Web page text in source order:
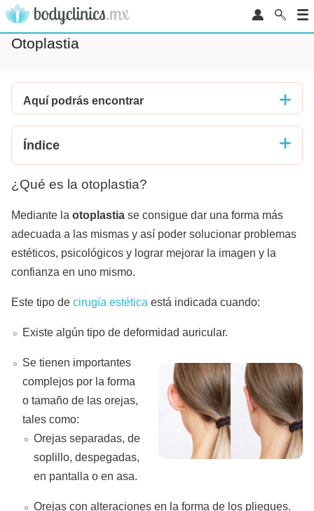
Otoplastia
Aquí podrás encontrar
Índice
¿Qué es la otoplastia?
Mediante la otoplastia se consigue dar una forma más
adecuada a las mismas y así poder solucionar problemas
estéticos, psicológicos y lograr mejorar la imagen y la
confianza en uno mismo.
Este tipo de cirugía estética está indicada cuando:
Existe algún tipo de deformidad auricular.
Se tienen importantes
complejos por la forma
o tamaño de las orejas,
tales como:
Orejas separadas, de
soplillo, despegadas,
en pantalla o en asa.
Orejas con alteraciones en la forma de los pliegues.